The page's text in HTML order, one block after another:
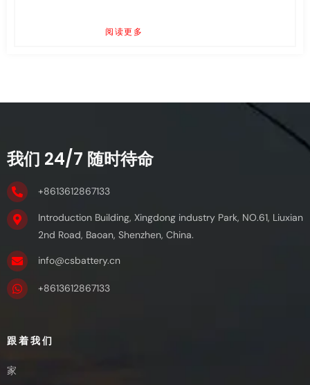
阅读更多
我们 24/7 随时待命
+8613612867133
Introduction Building, Xingdong industry Park, NO.61, Liuxian
2nd Road, Baoan, Shenzhen, China.
info@csbattery.cn
+8613612867133
跟着我们
家